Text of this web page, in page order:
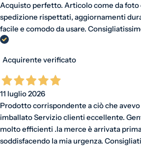
Acquisto perfetto. Articolo come da foto
spedizione rispettati, aggiornamenti
facile e comodo da usare.
Acquirente verificato
11 luglio 2026
Prodotto corrispondente a ciò che avevo
imballato Servizio clienti eccellente.
molto efficienti .la merce è arrivata
soddisfacendo la mia urgenza.